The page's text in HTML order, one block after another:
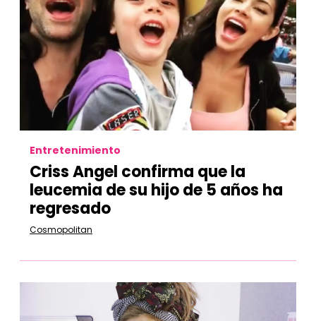
Entretenimiento
Criss Angel confirma que la
leucemia de su hijo de 5 años ha
regresado
Cosmopolitan